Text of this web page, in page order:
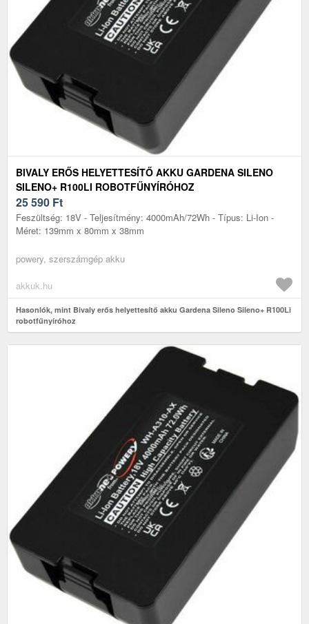
BIVALY ERŐS HELYETTESÍTŐ AKKU GARDENA SILENO
SILENO+ R100LI ROBOTFŰNYÍRÓHOZ
25 590 Ft
Feszültség: 18V - Teljesítmény: 4000mAh/72Wh - Típus: Li-Ion -
Méret: 139mm x 80mm x 38mm
powery, szerszámgép akku
akkuk.hu
Hasonlók, mint Bivaly erős helyettesítő akku Gardena Sileno Sileno+ R100Li
robotfűnyíróhoz